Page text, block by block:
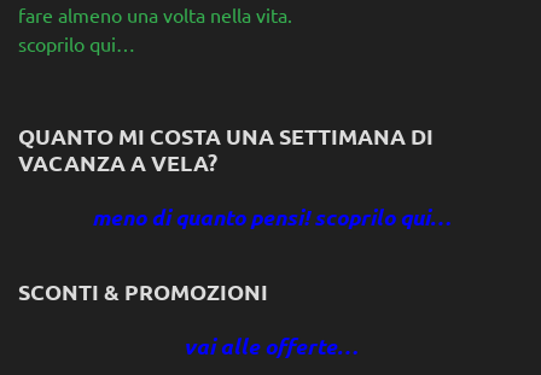
fare almeno una volta nella vita.
scoprilo qui…
QUANTO MI COSTA UNA SETTIMANA DI
VACANZA A VELA?
meno di quanto pensi! scoprilo qui…
SCONTI & PROMOZIONI
vai alle offerte…